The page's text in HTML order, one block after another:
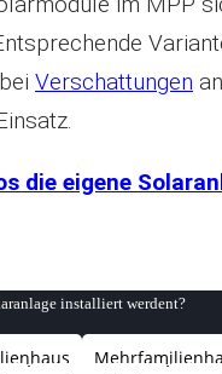
Verschattungen
die eigene
installiert werdent?